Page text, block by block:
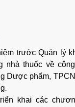
trước Quản lý
nhà thuốc về
Dược phẩm,
khai các